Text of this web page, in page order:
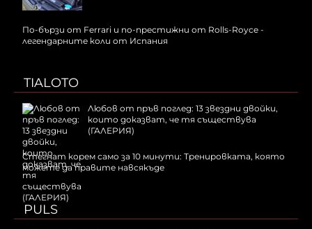
По-бързи от Ferrari и по-престижни от Rolls-Royce -
легендарните коли от Испания
TIALOTO
Любов от пръв поглед: 13 звездни двойки,
които доказват, че тя съществува
(ГАЛЕРИЯ)
Стегнат корем само за 10 минути: Тренировката, която
можете да правите навсякъде
PULS